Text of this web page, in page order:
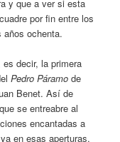
y que a ver si esta
por fin entre los
años ochenta.
es decir, la primera
Pedro Páramo de
Benet. Así de
se entreabre al
encantadas a
en esas aperturas,